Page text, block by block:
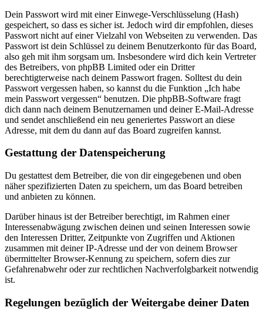
Dein Passwort wird mit einer Einwege-Verschlüsselung (Hash)
gespeichert, so dass es sicher ist. Jedoch wird dir empfohlen, dieses
Passwort nicht auf einer Vielzahl von Webseiten zu verwenden. Das
Passwort ist dein Schlüssel zu deinem Benutzerkonto für das Board,
also geh mit ihm sorgsam um. Insbesondere wird dich kein Vertreter
des Betreibers, von phpBB Limited oder ein Dritter
berechtigterweise nach deinem Passwort fragen. Solltest du dein
Passwort vergessen haben, so kannst du die Funktion „Ich habe
mein Passwort vergessen“ benutzen. Die phpBB-Software fragt
dich dann nach deinem Benutzernamen und deiner E-Mail-Adresse
und sendet anschließend ein neu generiertes Passwort an diese
Adresse, mit dem du dann auf das Board zugreifen kannst.
Gestattung der Datenspeicherung
Du gestattest dem Betreiber, die von dir eingegebenen und oben
näher spezifizierten Daten zu speichern, um das Board betreiben
und anbieten zu können.
Darüber hinaus ist der Betreiber berechtigt, im Rahmen einer
Interessenabwägung zwischen deinen und seinen Interessen sowie
den Interessen Dritter, Zeitpunkte von Zugriffen und Aktionen
zusammen mit deiner IP-Adresse und der von deinem Browser
übermittelter Browser-Kennung zu speichern, sofern dies zur
Gefahrenabwehr oder zur rechtlichen Nachverfolgbarkeit notwendig
ist.
Regelungen bezüglich der Weitergabe deiner Daten